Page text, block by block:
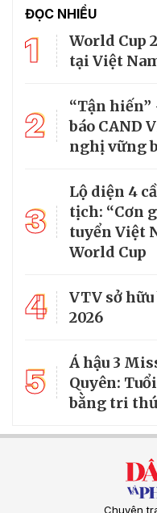
ĐỌC NHIỀU
1
World Cup
tại Việt
2
“Tận
báo CAND
nghị vững
3
Lộ diện 4
tịch: “Cơn
tuyển Việt
World Cup
4
VTV sở
2026
5
Á hậu 3
Quyên:
bằng tri
Chuyên